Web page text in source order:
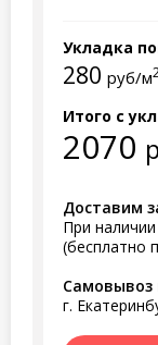
Укладка
280 руб/м
Итого с
2070
Доставим
При
(бесплатно
Самовывоз
г.